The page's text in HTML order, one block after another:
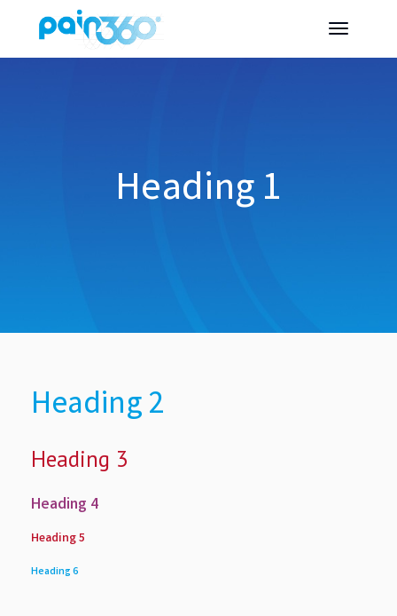
Heading 1
Heading 2
Heading 3
Heading 4
Heading 5
Heading 6